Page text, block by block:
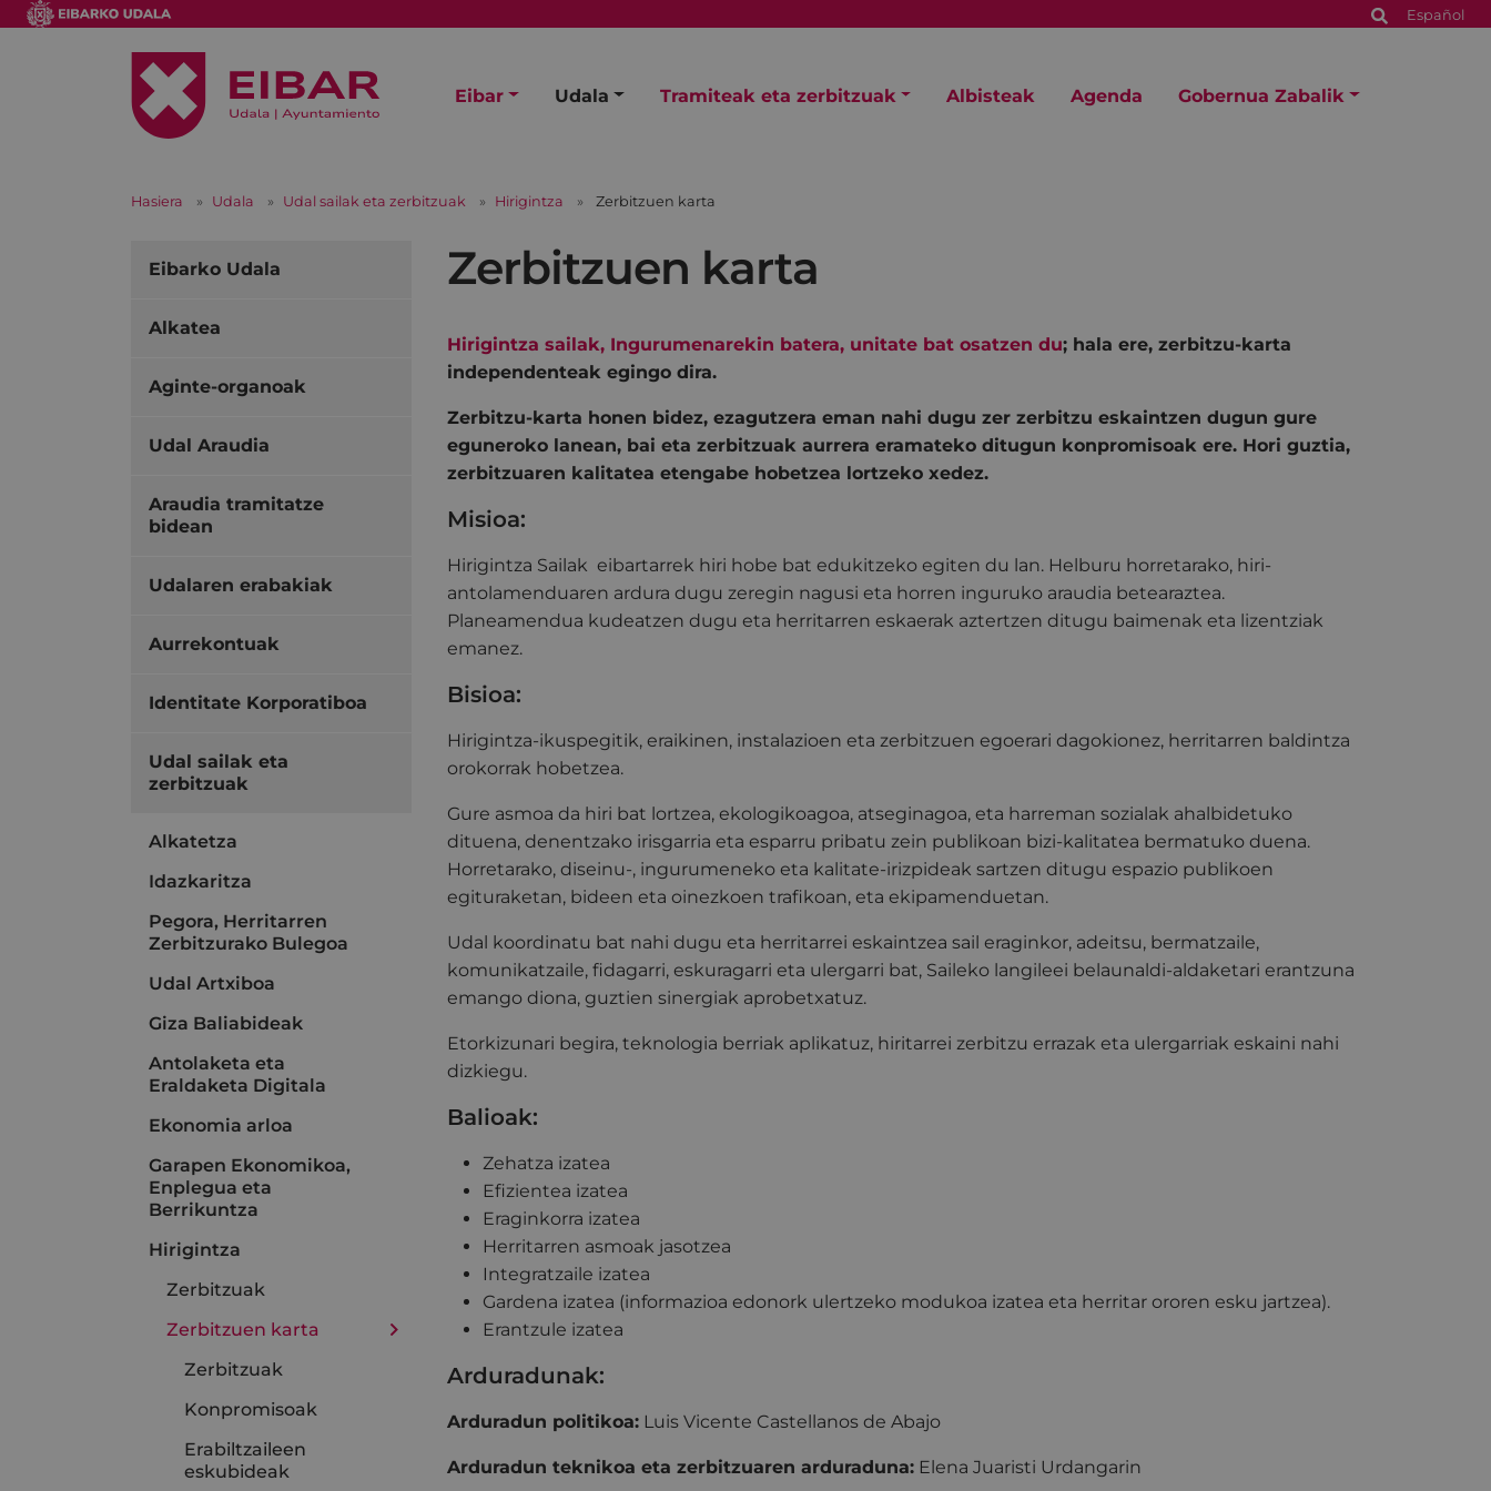
Español
Eibar Udala Tramiteak eta zerbitzuak Albisteak Agenda Gobernua Zabalik
Hasiera Udala Udal sailak eta zerbitzuak Hirigintza Zerbitzuen karta
Zerbitzuen karta
Hirigintza sailak, Ingurumenarekin batera, unitate bat osatzen du; hala ere, zerbitzu-karta
independenteak egingo dira.
Zerbitzu-karta honen bidez, ezagutzera eman nahi dugu zer zerbitzu eskaintzen dugun gure
eguneroko lanean, bai eta zerbitzuak aurrera eramateko ditugun konpromisoak ere. Hori guztia,
zerbitzuaren kalitatea etengabe hobetzea lortzeko xedez.
Misioa:
Hirigintza Sailak eibartarrek hiri hobe bat edukitzeko egiten du lan. Helburu horretarako, hiri-
antolamenduaren ardura dugu zeregin nagusi eta horren inguruko araudia betearaztea.
Planeamendua kudeatzen dugu eta herritarren eskaerak aztertzen ditugu baimenak eta lizentziak
emanez.
Bisioa:
Hirigintza-ikuspegitik, eraikinen, instalazioen eta zerbitzuen egoerari dagokionez, herritarren baldintza
orokorrak hobetzea.
Gure asmoa da hiri bat lortzea, ekologikoagoa, atseginagoa, eta harreman sozialak ahalbidetuko
dituena, denentzako irisgarria eta esparru pribatu zein publikoan bizi-kalitatea bermatuko duena.
Horretarako, diseinu-, ingurumeneko eta kalitate-irizpideak sartzen ditugu espazio publikoen
egituraketan, bideen eta oinezkoen trafikoan, eta ekipamenduetan.
Udal koordinatu bat nahi dugu eta herritarrei eskaintzea sail eraginkor, adeitsu, bermatzaile,
komunikatzaile, fidagarri, eskuragarri eta ulergarri bat, Saileko langileei belaunaldi-aldaketari erantzuna
emango diona, guztien sinergiak aprobetxatuz.
Etorkizunari begira, teknologia berriak aplikatuz, hiritarrei zerbitzu errazak eta ulergarriak eskaini nahi
dizkiegu.
Balioak:
Zehatza izatea
Efizientea izatea
Eraginkorra izatea
Herritarren asmoak jasotzea
Integratzaile izatea
Gardena izatea (informazioa edonork ulertzeko modukoa izatea eta herritar ororen esku jartzea).
Erantzule izatea
Arduradunak:
Arduradun politikoa: Luis Vicente Castellanos de Abajo
Arduradun teknikoa eta zerbitzuaren arduraduna: Elena Juaristi Urdangarin
Eibarko Udala
Alkatea
Aginte-organoak
Udal Araudia
Araudia tramitatze
bidean
Udalaren erabakiak
Aurrekontuak
Identitate Korporatiboa
Udal sailak eta
zerbitzuak
Alkatetza
Idazkaritza
Pegora, Herritarren
Zerbitzurako Bulegoa
Udal Artxiboa
Giza Baliabideak
Antolaketa eta
Eraldaketa Digitala
Ekonomia arloa
Garapen Ekonomikoa,
Enplegua eta
Berrikuntza
Hirigintza
Zerbitzuak
Zerbitzuen karta
Zerbitzuak
Konpromisoak
Erabiltzaileen
eskubideak